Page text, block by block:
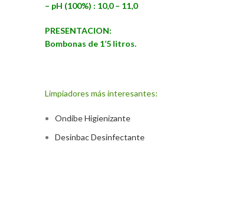
– pH (100%) : 10,0 – 11,0
PRESENTACION:
Bombonas de 1’5 litros.
Limpiadores más interesantes:
Ondibe Higienizante
Desinbac Desinfectante